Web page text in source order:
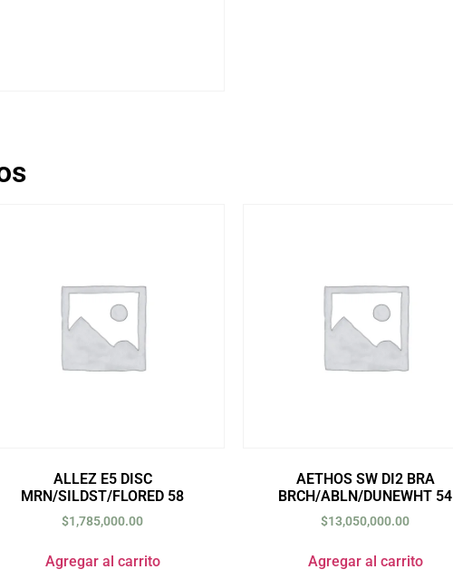
ALLEZ E5 DISC
MRN/SILDST/FLORED 58
$1,785,000.00
Agregar al carrito
AETHOS SW DI2 BRA
BRCH/ABLN/DUNEWHT 54
$13,050,000.00
Agregar al carrito